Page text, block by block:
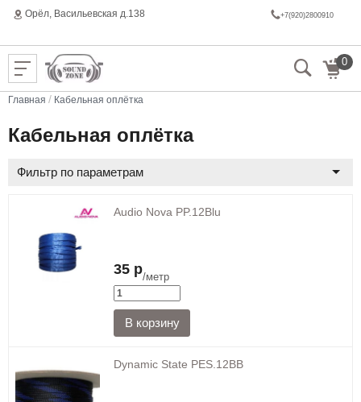
Орёл, Васильeвская д.138 +7(920)2800910
0
Главная / Кабельная оплётка
Кабельная оплётка
Фильтр по параметрам
Audio Nova PP.12Blu
35 р/метр
Dynamic State PES.12BB